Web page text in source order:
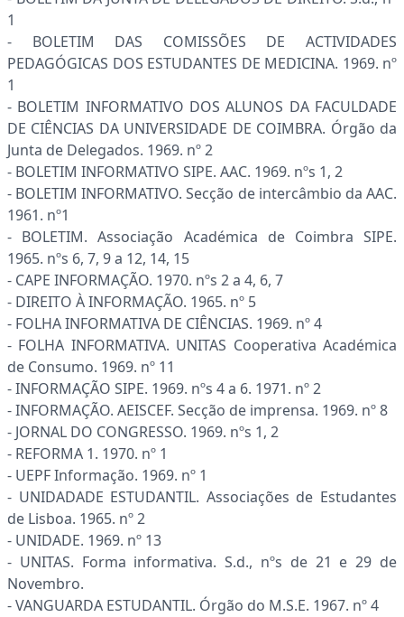
1
- BOLETIM DAS COMISSÕES DE ACTIVIDADES
PEDAGÓGICAS DOS ESTUDANTES DE MEDICINA. 1969. nº
1
- BOLETIM INFORMATIVO DOS ALUNOS DA FACULDADE
DE CIÊNCIAS DA UNIVERSIDADE DE COIMBRA. Órgão da
Junta de Delegados. 1969. nº 2
- BOLETIM INFORMATIVO SIPE. AAC. 1969. nºs 1, 2
- BOLETIM INFORMATIVO. Secção de intercâmbio da AAC.
1961. nº1
- BOLETIM. Associação Académica de Coimbra SIPE.
1965. nºs 6, 7, 9 a 12, 14, 15
- CAPE INFORMAÇÃO. 1970. nºs 2 a 4, 6, 7
- DIREITO À INFORMAÇÃO. 1965. nº 5
- FOLHA INFORMATIVA DE CIÊNCIAS. 1969. nº 4
- FOLHA INFORMATIVA. UNITAS Cooperativa Académica
de Consumo. 1969. nº 11
- INFORMAÇÃO SIPE. 1969. nºs 4 a 6. 1971. nº 2
- INFORMAÇÃO. AEISCEF. Secção de imprensa. 1969. nº 8
- JORNAL DO CONGRESSO. 1969. nºs 1, 2
- REFORMA 1. 1970. nº 1
- UEPF Informação. 1969. nº 1
- UNIDADADE ESTUDANTIL. Associações de Estudantes
de Lisboa. 1965. nº 2
- UNIDADE. 1969. nº 13
- UNITAS. Forma informativa. S.d., nºs de 21 e 29 de
Novembro.
- VANGUARDA ESTUDANTIL. Órgão do M.S.E. 1967. nº 4